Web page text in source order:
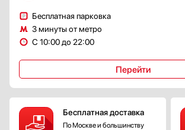
Бесплатная парковка
3 минуты от метро
С 10:00 до 22:00
Перейти
Бесплатная доставка
По Москве и большинству